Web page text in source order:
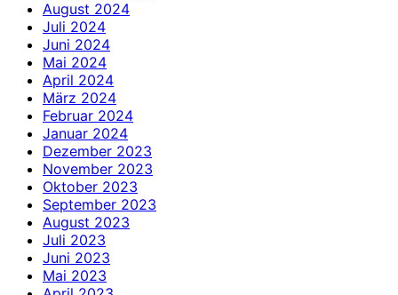
August 2024
Juli 2024
Juni 2024
Mai 2024
April 2024
März 2024
Februar 2024
Januar 2024
Dezember 2023
November 2023
Oktober 2023
September 2023
August 2023
Juli 2023
Juni 2023
Mai 2023